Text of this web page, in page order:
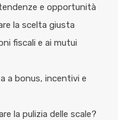
e opportunità
la scelta giusta
fiscali e ai mutui
a bonus, incentivi e
la pulizia delle scale?